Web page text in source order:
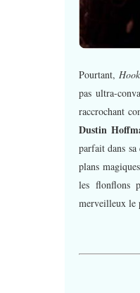
Pourtant, Hook
pas ultra-
raccrochant
Dustin
parfait dans
plans
les flonflons
merveilleux le